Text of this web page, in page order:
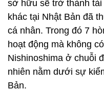
sở hữu sẽ trở thành
khác tại Nhật Bản đã
cá nhân. Trong đó 7
hoạt động mà không
Nishinoshima ở chuỗi
nhiên nằm dưới sự
Bản.